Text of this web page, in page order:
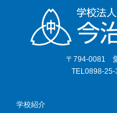
〒794-0081
TEL0898-
学校紹介